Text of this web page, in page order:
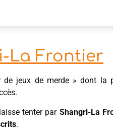
La Frontier
de jeux de merde » dont la
tenter par Shangri-La
.